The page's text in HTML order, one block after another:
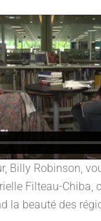
Billy Robinson,
Filteau-Chiba,
la beauté des